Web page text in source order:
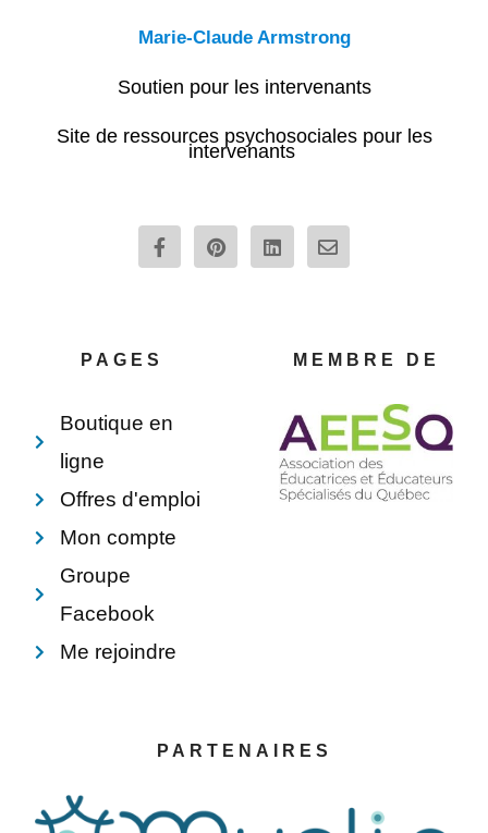
Marie-Claude Armstrong
Soutien pour les intervenants
Site de ressources psychosociales pour les
intervenants
F
a
c
P
i
n
L
i
n
E
n
v
p
e
PAGES
Boutique en
ligne
Offres d'emploi
Mon compte
Groupe
Facebook
Me rejoindre
MEMBRE DE
PARTENAIRES